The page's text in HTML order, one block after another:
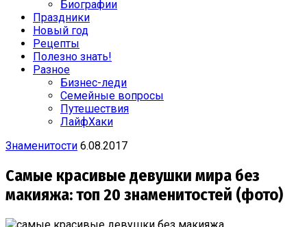
Биографии
Праздники
Новый год
Рецепты
Полезно знать!
Разное
Бизнес-леди
Семейные вопросы
Путешествия
ЛайфХаки
Знаменитости 6.08.2017
Самые красивые девушки мира без
макияжа: топ 20 знаменитостей (фото)